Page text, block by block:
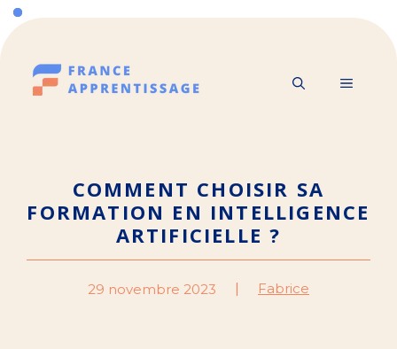
Aller
au
contenu
MENU
COMMENT CHOISIR SA
FORMATION EN INTELLIGENCE
ARTIFICIELLE ?
29 novembre 2023 Fabrice